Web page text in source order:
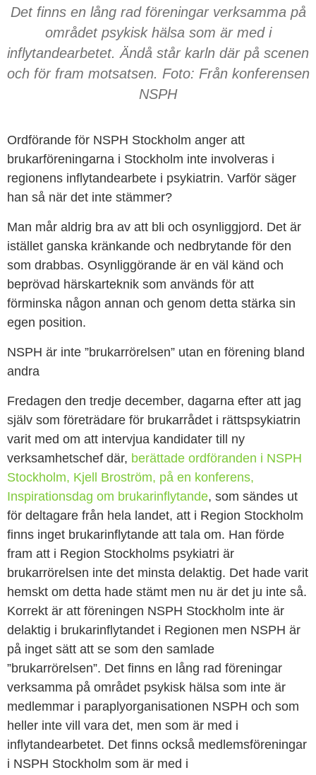
Det finns en lång rad föreningar verksamma på
området psykisk hälsa som är med i
inflytandearbetet. Ändå står karln där på scenen
och för fram motsatsen. Foto: Från konferensen
NSPH
Ordförande för NSPH Stockholm anger att
brukarföreningarna i Stockholm inte involveras i
regionens inflytandearbete i psykiatrin. Varför säger
han så när det inte stämmer?
Man mår aldrig bra av att bli och osynliggjord. Det är
istället ganska kränkande och nedbrytande för den
som drabbas. Osynliggörande är en väl känd och
beprövad härskarteknik som används för att
förminska någon annan och genom detta stärka sin
egen position.
NSPH är inte ”brukarrörelsen” utan en förening bland
andra
Fredagen den tredje december, dagarna efter att jag
själv som företrädare för brukarrådet i rättspsykiatrin
varit med om att intervjua kandidater till ny
verksamhetschef där, berättade ordföranden i NSPH
Stockholm, Kjell Broström, på en konferens,
Inspirationsdag om brukarinflytande, som sändes ut
för deltagare från hela landet, att i Region Stockholm
finns inget brukarinflytande att tala om. Han förde
fram att i Region Stockholms psykiatri är
brukarrörelsen inte det minsta delaktig. Det hade varit
hemskt om detta hade stämt men nu är det ju inte så.
Korrekt är att föreningen NSPH Stockholm inte är
delaktig i brukarinflytandet i Regionen men NSPH är
på inget sätt att se som den samlade
”brukarrörelsen”. Det finns en lång rad föreningar
verksamma på området psykisk hälsa som inte är
medlemmar i paraplyorganisationen NSPH och som
heller inte vill vara det, men som är med i
inflytandearbetet. Det finns också medlemsföreningar
i NSPH Stockholm som är med i